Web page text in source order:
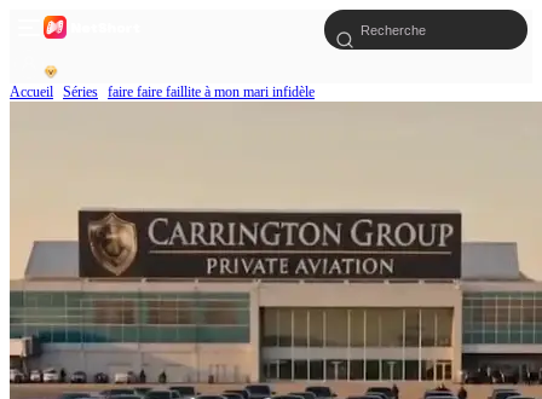
Accueil Séries faire faire faillite à mon mari infidèle